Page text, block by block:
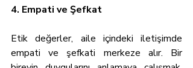
4. Empati ve Şefkat
Etik değerler, aile içindeki iletişimde
empati ve şefkati merkeze alır. Bir